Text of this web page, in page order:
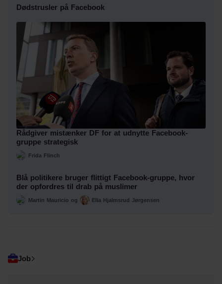
Dødstrusler på Facebook
Rådgiver mistænker DF for at udnytte Facebook-
gruppe strategisk
Frida Flinch
Blå politikere bruger flittigt Facebook-gruppe, hvor
der opfordres til drab på muslimer
Martin Mauricio og Ella Hjalmsrud Jørgensen
Job